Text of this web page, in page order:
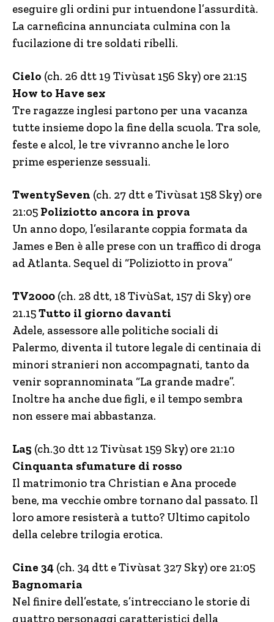
eseguire gli ordini pur intuendone l’assurdità.
La carneficina annunciata culmina con la
fucilazione di tre soldati ribelli.
Cielo (ch. 26 dtt 19 Tivùsat 156 Sky) ore 21:15
How to Have sex
Tre ragazze inglesi partono per una vacanza
tutte insieme dopo la fine della scuola. Tra sole,
feste e alcol, le tre vivranno anche le loro
prime esperienze sessuali.
TwentySeven (ch. 27 dtt e Tivùsat 158 Sky) ore
21:05 Poliziotto ancora in prova
Un anno dopo, l’esilarante coppia formata da
James e Ben è alle prese con un traffico di droga
ad Atlanta. Sequel di “Poliziotto in prova”
TV2000 (ch. 28 dtt, 18 TivùSat, 157 di Sky) ore
21.15Tutto il giorno davanti
Adele, assessore alle politiche sociali di
Palermo, diventa il tutore legale di centinaia di
minori stranieri non accompagnati, tanto da
venir soprannominata “La grande madre”.
Inoltre ha anche due figli, e il tempo sembra
non essere mai abbastanza.
La5 (ch.30 dtt 12 Tivùsat 159 Sky) ore 21:10
Cinquanta sfumature di rosso
Il matrimonio tra Christian e Ana procede
bene, ma vecchie ombre tornano dal passato. Il
loro amore resisterà a tutto? Ultimo capitolo
della celebre trilogia erotica.
Cine 34 (ch. 34 dtt e Tivùsat 327 Sky) ore 21:05
Bagnomaria
Nel finire dell’estate, s’intrecciano le storie di
quattro personaggi caratteristici della